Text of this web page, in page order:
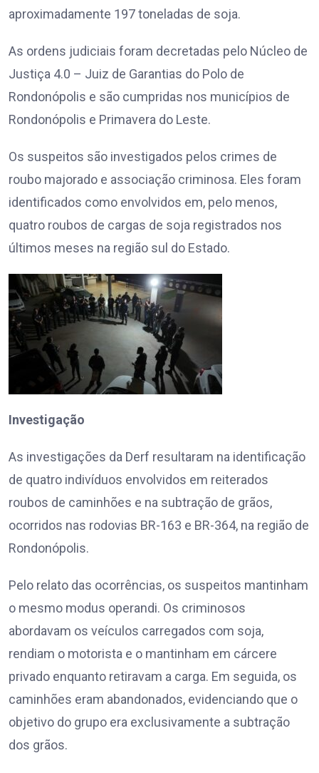
aproximadamente 197 toneladas de soja.
As ordens judiciais foram decretadas pelo Núcleo de
Justiça 4.0 – Juiz de Garantias do Polo de
Rondonópolis e são cumpridas nos municípios de
Rondonópolis e Primavera do Leste.
Os suspeitos são investigados pelos crimes de
roubo majorado e associação criminosa. Eles foram
identificados como envolvidos em, pelo menos,
quatro roubos de cargas de soja registrados nos
últimos meses na região sul do Estado.
Investigação
As investigações da Derf resultaram na identificação
de quatro indivíduos envolvidos em reiterados
roubos de caminhões e na subtração de grãos,
ocorridos nas rodovias BR-163 e BR-364, na região de
Rondonópolis.
Pelo relato das ocorrências, os suspeitos mantinham
o mesmo modus operandi. Os criminosos
abordavam os veículos carregados com soja,
rendiam o motorista e o mantinham em cárcere
privado enquanto retiravam a carga. Em seguida, os
caminhões eram abandonados, evidenciando que o
objetivo do grupo era exclusivamente a subtração
dos grãos.